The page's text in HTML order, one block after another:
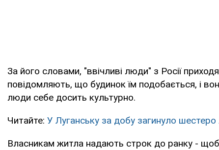
За його словами, "ввічливі люди" з Росії
повідомляють, що будинок їм подобається, і
люди себе досить культурно.
Читайте: У Луганську за добу загинуло
Власникам житла надають строк до ранку - щоб